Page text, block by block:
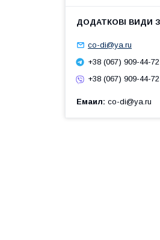
co-di@ya.ru
+38 (067) 909-44-72
+38 (067) 909-44-72
Емаил co-di@ya.ru